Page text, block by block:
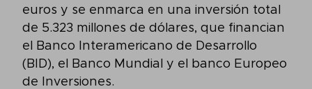
euros y se enmarca en una inversión total
de 5.323 millones de dólares, que financian
el Banco Interamericano de Desarrollo
(BID), el Banco Mundial y el banco Europeo
de Inversiones.